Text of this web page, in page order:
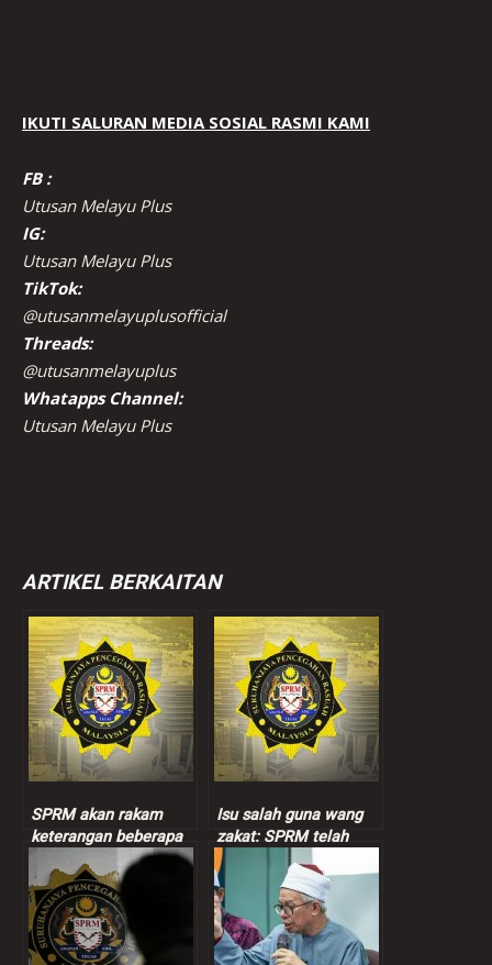
IKUTI SALURAN MEDIA SOSIAL RASMI KAMI
FB :
Utusan Melayu Plus
IG:
Utusan Melayu Plus
TikTok:
@utusanmelayuplusofficial
Threads:
@utusanmelayuplus
Whatapps Channel:
Utusan Melayu Plus
ARTIKEL BERKAITAN
SPRM akan rakam
keterangan beberapa
individu kes salah
guna dana zakat
Isu salah guna wang
zakat: SPRM telah
rakam keterangan 63
individu